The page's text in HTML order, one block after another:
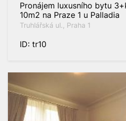
Pronájem luxusního bytu
10m2 na Praze 1 u Palladia
Truhlářská ul., Praha 1
ID: tr10